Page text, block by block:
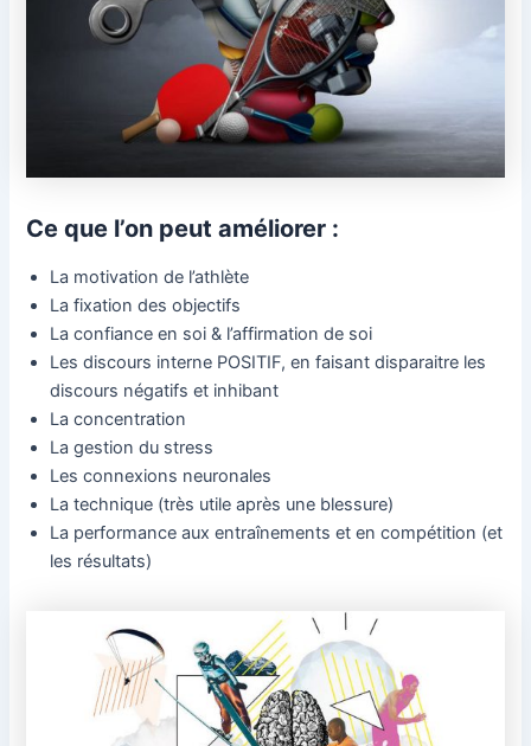
Ce que l’on peut améliorer :
La motivation de l’athlète
La fixation des objectifs
La confiance en soi & l’affirmation de soi
Les discours interne POSITIF, en faisant disparaitre les
discours négatifs et inhibant
La concentration
La gestion du stress
Les connexions neuronales
La technique (très utile après une blessure)
La performance aux entraînements et en compétition (et
les résultats)